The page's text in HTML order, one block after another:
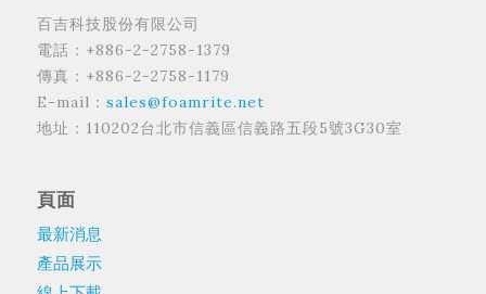
百吉科技股份有限公司
電話：+886-2-2758-1379
傳真：+886-2-2758-1179
E-mail： sales@foamrite.net
地址：110202台北市信義區信義路五段5號3G30室
頁面
最新消息
產品展示